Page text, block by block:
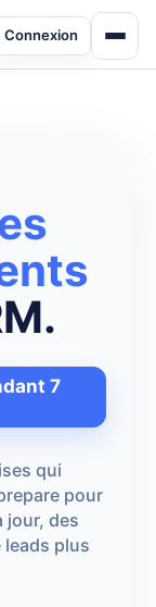
Connexion
7
qui
pour
jour, des
plus